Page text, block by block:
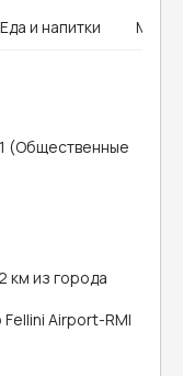
Еда и напитки MICE
(Общественные
км из города
Airport-RMI